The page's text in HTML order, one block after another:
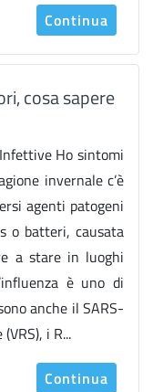
Continua
cosa sapere
Ho sintomi
invernale c’è
agenti patogeni
o batteri, causata
a stare in luoghi
è uno di
anche il SARS-
i R...
Continua